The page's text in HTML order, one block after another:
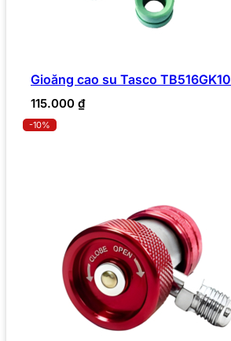
Gioăng cao su Tasco TB516GK10
115.000 ₫
-10%